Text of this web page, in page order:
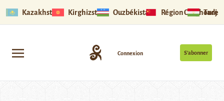
Kazakhstan Kirghizstan Ouzbékistan Région Ouïghoure
S’abonner
Connexion